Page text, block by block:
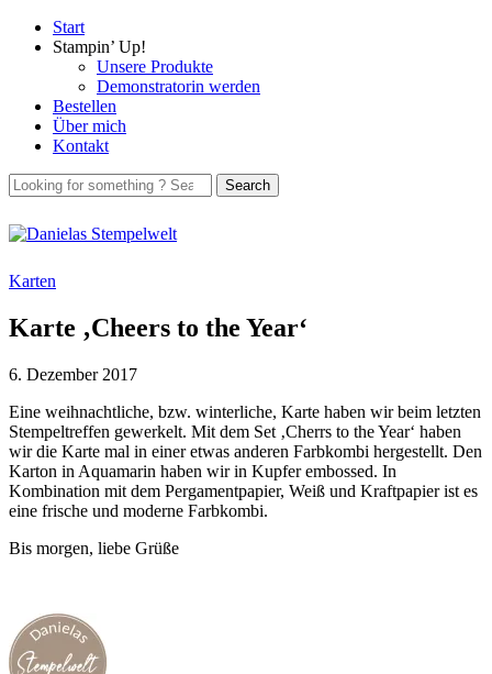
Start
Stampin’ Up!
Unsere Produkte
Demonstratorin werden
Bestellen
Über mich
Kontakt
Karten
Karte ‚Cheers to the Year‘
6. Dezember 2017
Eine weihnachtliche, bzw. winterliche, Karte haben wir beim letzten
Stempeltreffen gewerkelt. Mit dem Set ‚Cherrs to the Year‘ haben
wir die Karte mal in einer etwas anderen Farbkombi hergestellt. Den
Karton in Aquamarin haben wir in Kupfer embossed. In
Kombination mit dem Pergamentpapier, Weiß und Kraftpapier ist es
eine frische und moderne Farbkombi.
Bis morgen, liebe Grüße